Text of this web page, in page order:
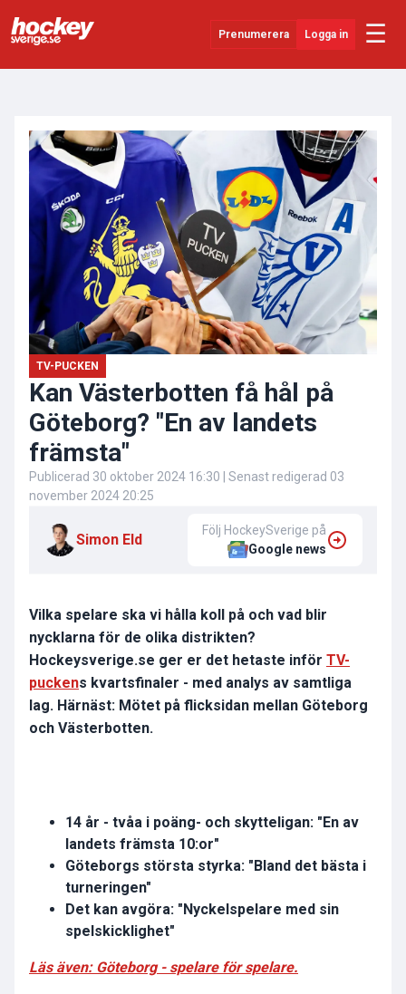
Prenumerera Logga in ☰
SHL
Evenemang
Övrigt
TV-PUCKEN
Kan Västerbotten få hål på
Göteborg? "En av landets
främsta"
Publicerad 30 oktober 2024 16:30 | Senast redigerad 03
november 2024 20:25
Simon Eld
Följ HockeySverige på
Google news
Vilka spelare ska vi hålla koll på och vad blir
nycklarna för de olika distrikten?
Hockeysverige.se ger er det hetaste inför TV-
puckens kvartsfinaler - med analys av samtliga
lag. Härnäst: Mötet på flicksidan mellan Göteborg
och Västerbotten.
14 år - tvåa i poäng- och skytteligan: "En av
landets främsta 10:or"
Göteborgs största styrka: "Bland det bästa i
turneringen"
Det kan avgöra: "Nyckelspelare med sin
spelskicklighet"
Läs även: Göteborg - spelare för spelare.